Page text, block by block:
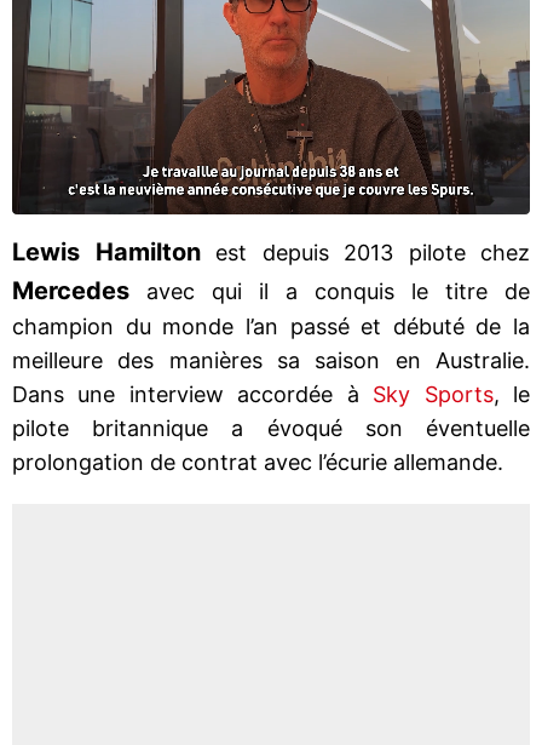
Lewis Hamiltonest depuis 2013 pilote chez
Mercedes avec qui il a conquis le titre de
champion du monde l’an passé et débuté de la
meilleure des manières sa saison en Australie.
Dans une interview accordée à Sky Sports, le
pilote britannique a évoqué son éventuelle
prolongation de contrat avec l’écurie allemande.